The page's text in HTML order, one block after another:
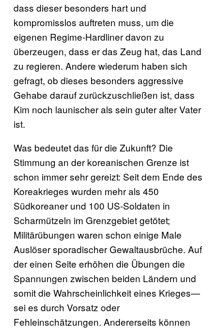
dass dieser besonders hart und
kompromisslos auftreten muss, um die
eigenen Regime-Hardliner davon zu
überzeugen, dass er das Zeug hat, das Land
zu regieren. Andere wiederum haben sich
gefragt, ob dieses besonders aggressive
Gehabe darauf zurückzuschließen ist, dass
Kim noch launischer als sein guter alter Vater
ist.
Was bedeutet das für die Zukunft? Die
Stimmung an der koreanischen Grenze ist
schon immer sehr gereizt: Seit dem Ende des
Koreakrieges wurden mehr als 450
Südkoreaner und 100 US-Soldaten in
Scharmützeln im Grenzgebiet getötet;
Militärübungen waren schon einige Male
Auslöser sporadischer Gewaltausbrüche. Auf
der einen Seite erhöhen die Übungen die
Spannungen zwischen beiden Ländern und
somit die Wahrscheinlichkeit eines Krieges—
sei es durch Vorsatz oder
Fehleinschätzungen. Andererseits können